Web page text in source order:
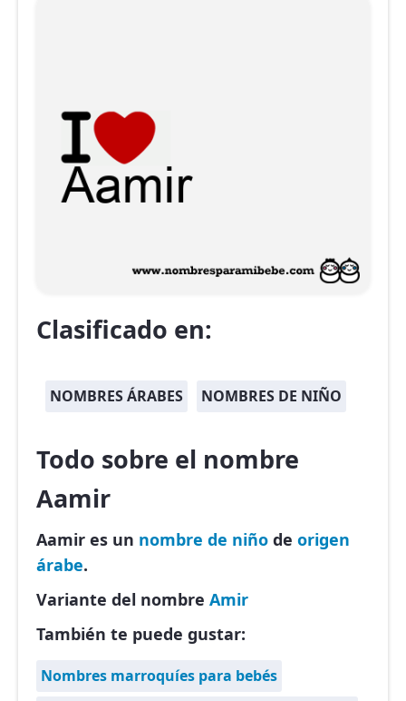
Clasificado en:
NOMBRES ÁRABES NOMBRES DE NIÑO
Todo sobre el nombre
Aamir
Aamir es un nombre de niño de origen
árabe.
Variante del nombre Amir
También te puede gustar:
Nombres marroquíes para bebés